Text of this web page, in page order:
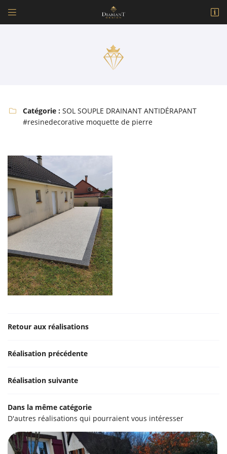

intérieur

171 Avenue Raoul Aladenize
 Adresse email de réception
En cochant cette case, vous consentez à recevoir nos propositions commerciales à
l'adresse email indiqué ci-dessus. Vous pouvez vous désinscrire à tout moment en
utilisant
le formulaire de désinscription.
INSCRIPTION
 Catégorie : SOL SOUPLE DRAINANT ANTIDÉRAPANT
#resinedecorative moquette de pierre
Retour aux réalisations
Réalisation précédente
Réalisation suivante
Dans la même catégorie
D'autres réalisations qui pourraient vous intéresser